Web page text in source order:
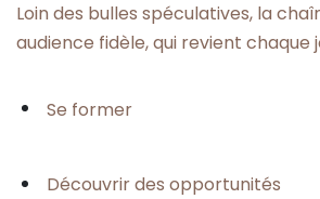
Loin des bulles spéculatives, la
audience fidèle, qui revient chaque
Se former
Découvrir des opportunités